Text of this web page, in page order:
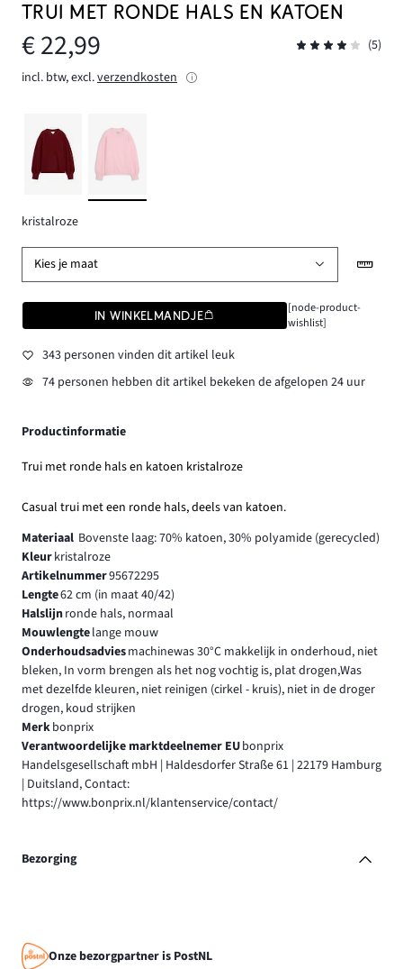
TRUI MET RONDE HALS EN KATOEN
€ 22,99
(5)
incl. btw, excl.verzendkosten
kristalroze
Kies je maat
IN WINKELMANDJE
[node-product-
wishlist]
343 personen vinden dit artikel leuk
74 personen hebben dit artikel bekeken de afgelopen 24 uur
Productinformatie
Trui met ronde hals en katoen kristalroze
Casual trui met een ronde hals, deels van katoen.
Materiaal Bovenste laag: 70% katoen, 30% polyamide (gerecycled)
Kleurkristalroze
Artikelnummer95672295
Lengte62 cm (in maat 40/42)
Halslijnronde hals, normaal
Mouwlengtelange mouw
Onderhoudsadviesmachinewas 30°C makkelijk in onderhoud, niet
bleken, In vorm brengen als het nog vochtig is, plat drogen,Was
met dezelfde kleuren, niet reinigen (cirkel - kruis), niet in de droger
drogen, koud strijken
Merkbonprix
Verantwoordelijke marktdeelnemer EUbonprix
Handelsgesellschaft mbH | Haldesdorfer Straße 61 | 22179 Hamburg
| Duitsland, Contact:
https://www.bonprix.nl/klantenservice/contact/
Bezorging
Onze bezorgpartner is PostNL